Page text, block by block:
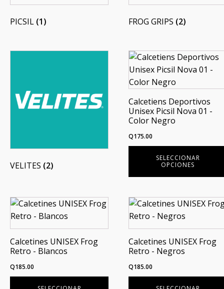
PICSIL (1) FROG GRIPS (2)
VELITES (2)
Calcetiens Deportivos
Unisex Picsil Nova 01 -
Color Negro
Q175.00
SELECCIONAR
OPCIONES
Este
producto
tiene
variantes.
Las
se
en
página
de
producto
Calcetines UNISEX Frog
Retro - Blancos
Q185.00
Este
producto
tiene
múltiples
variantes.
Las
opciones
Calcetines UNISEX Frog
Retro - Negros
Q185.00
Este
producto
tiene
múltiples
variantes.
Las
opciones